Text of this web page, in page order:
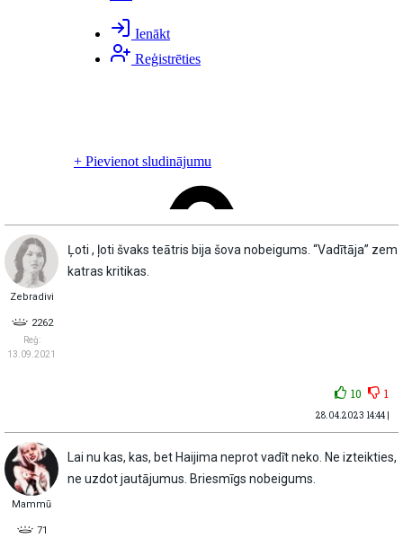
Zebradivi
2262
Reģ:
13.09.2021
Ļoti , ļoti švaks teātris bija šova nobeigums. “Vadītāja” zem
katras kritikas.
10 1
28.04.2023 14:44 |
Mammū
71
Lai nu kas, kas, bet Haijima neprot vadīt neko. Ne izteikties,
ne uzdot jautājumus. Briesmīgs nobeigums.